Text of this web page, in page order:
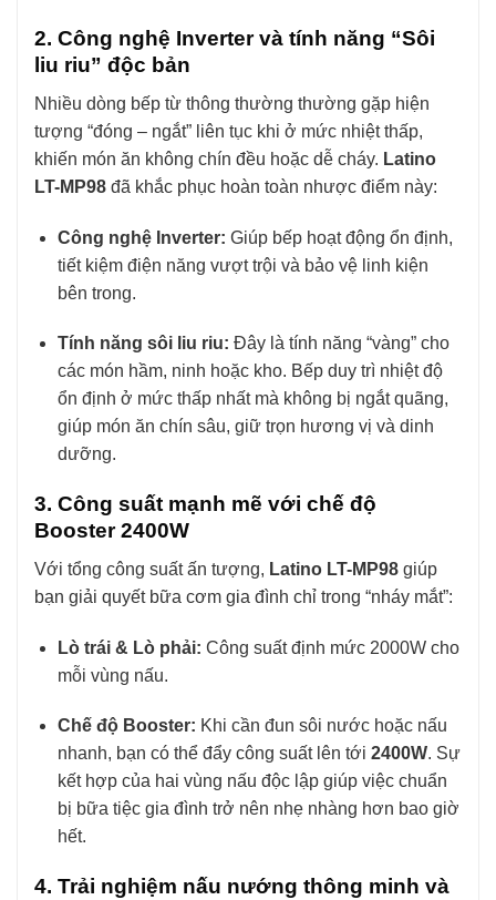
2. Công nghệ Inverter và tính năng “Sôi
liu riu” độc bản
Nhiều dòng bếp từ thông thường thường gặp hiện
tượng “đóng – ngắt” liên tục khi ở mức nhiệt thấp,
khiến món ăn không chín đều hoặc dễ cháy. Latino
LT-MP98 đã khắc phục hoàn toàn nhược điểm này:
Công nghệ Inverter: Giúp bếp hoạt động ổn định,
tiết kiệm điện năng vượt trội và bảo vệ linh kiện
bên trong.
Tính năng sôi liu riu: Đây là tính năng “vàng” cho
các món hầm, ninh hoặc kho. Bếp duy trì nhiệt độ
ổn định ở mức thấp nhất mà không bị ngắt quãng,
giúp món ăn chín sâu, giữ trọn hương vị và dinh
dưỡng.
3. Công suất mạnh mẽ với chế độ
Booster 2400W
Với tổng công suất ấn tượng, Latino LT-MP98 giúp
bạn giải quyết bữa cơm gia đình chỉ trong “nháy mắt”:
Lò trái & Lò phải: Công suất định mức 2000W cho
mỗi vùng nấu.
Chế độ Booster: Khi cần đun sôi nước hoặc nấu
nhanh, bạn có thể đẩy công suất lên tới 2400W. Sự
kết hợp của hai vùng nấu độc lập giúp việc chuẩn
bị bữa tiệc gia đình trở nên nhẹ nhàng hơn bao giờ
hết.
4. Trải nghiệm nấu nướng thông minh và